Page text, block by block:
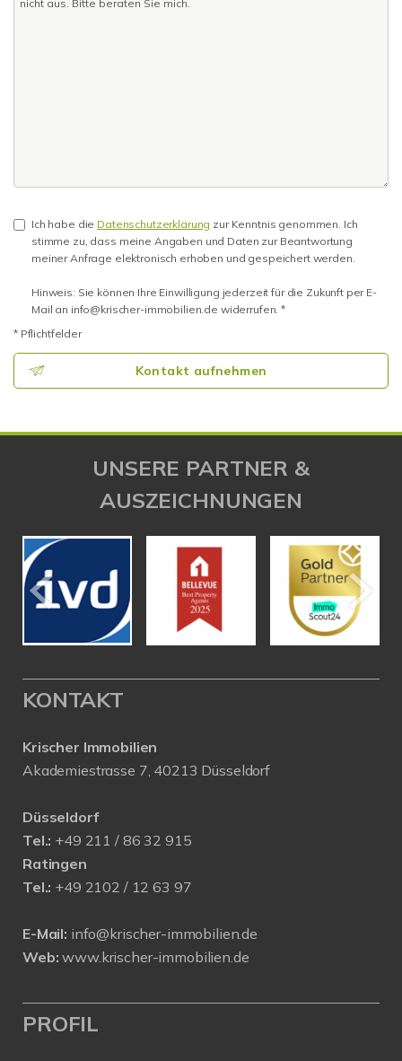
Ich habe die Datenschutzerklärung zur Kenntnis genommen. Ich
stimme zu, dass meine Angaben und Daten zur Beantwortung
meiner Anfrage elektronisch erhoben und gespeichert werden.
Hinweis: Sie können Ihre Einwilligung jederzeit für die Zukunft per E-
Mail an info@krischer-immobilien.de widerrufen. *
* Pflichtfelder
Kontakt aufnehmen
UNSERE PARTNER &
AUSZEICHNUNGEN
KONTAKT
Krischer Immobilien
Akademiestrasse 7, 40213 Düsseldorf
Düsseldorf
Tel.: +49 211 / 86 32 915
Ratingen
Tel.: +49 2102 / 12 63 97
E-Mail: info@krischer-immobilien.de
Web: www.krischer-immobilien.de
PROFIL